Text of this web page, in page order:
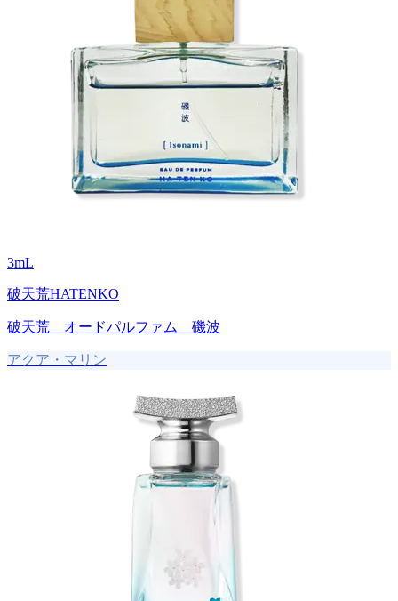
3mL
破天荒HATENKO
破天荒 オードパルファム 磯波
アクア・マリン